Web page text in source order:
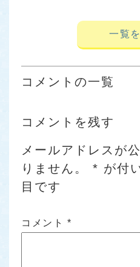
一覧
コメントの一覧
コメントを残す
メールアドレスが
りません。
* が付
目です
コメント *